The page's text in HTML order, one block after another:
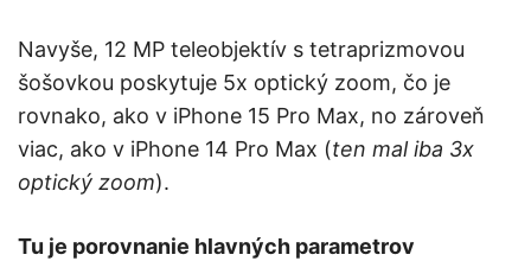
Navyše, 12 MP teleobjektív s tetraprizmovou
šošovkou poskytuje 5x optický zoom, čo je
rovnako, ako v iPhone 15 Pro Max, no zároveň
viac, ako v iPhone 14 Pro Max (ten mal iba 3x
optický zoom).
Tu je porovnanie hlavných parametrov